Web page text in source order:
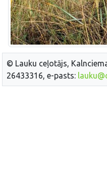
© Lauku ceļotājs,
26433316, e-pasts: